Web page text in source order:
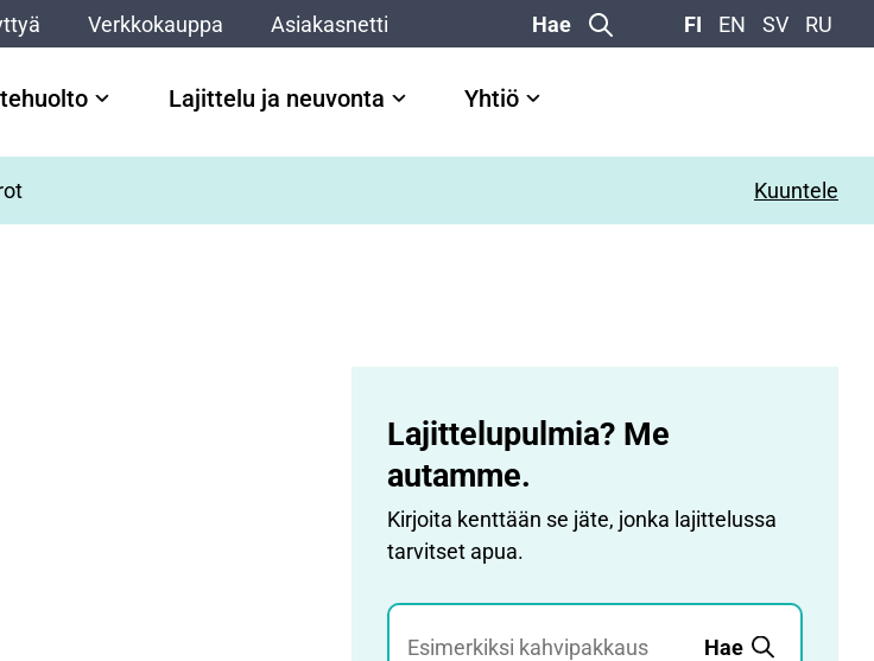
Verkkokauppa Asiakasnetti Hae FI EN SV RU
Lajittelu ja neuvonta Yhtiö
Kuuntele
Lajittelupulmia? Me
autamme.
Kirjoita kenttään se jäte, jonka lajittelussa
tarvitset apua.
Jätehaku
Hae